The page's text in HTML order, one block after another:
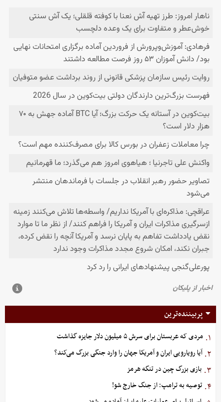
پربیننده‌ترین
۱. مردی که عربستان برای سرش ۵ میلیون دلار جایزه گذاشت
۲. آیا رویارویی ایران و آمریکا جهان را وارد جنگی بزرگ می‌کند؟
۳. بازی بزرگ چین در تنگه هرمز
۴. توصیه به ترامپ: از جنگ خارج شو!